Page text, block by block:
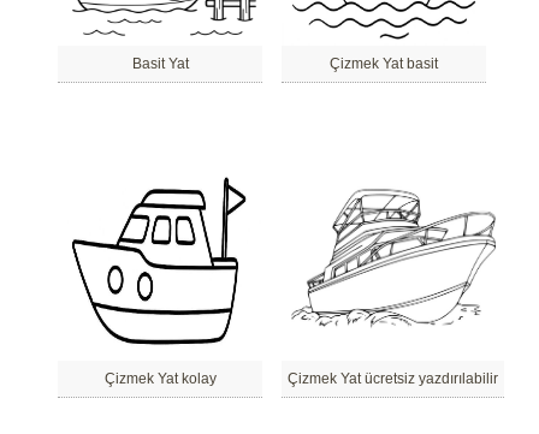
Basit Yat Çizmek Yat basit
Çizmek Yat kolay Çizmek Yat ücretsiz yazdırılabilir